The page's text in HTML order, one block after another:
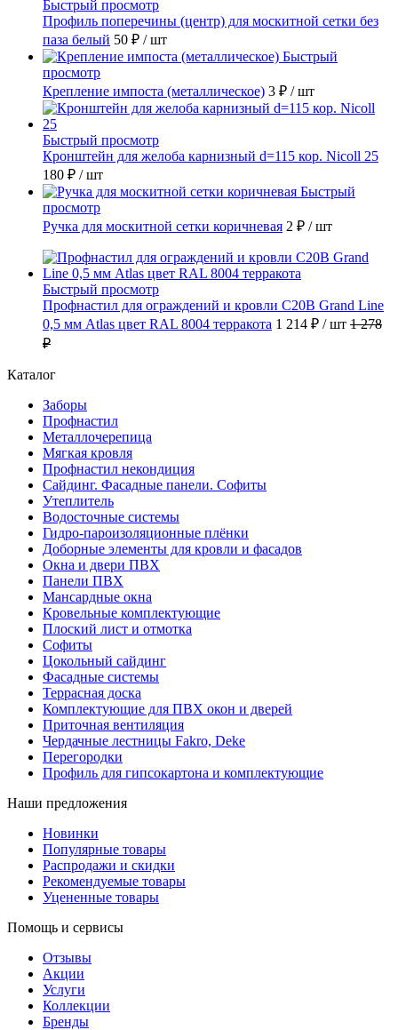
Быстрый просмотр
Профиль поперечины (центр) для москитной сетки без
паза белый 50 ₽ / шт
Быстрый
просмотр
Крепление импоста (металлическое) 3 ₽ / шт
Быстрый просмотр
Кронштейн для желоба карнизный d=115 кор. Nicoll 25
180 ₽ / шт
Быстрый
просмотр
Ручка для москитной сетки коричневая 2 ₽ / шт
Быстрый просмотр
Профнастил для ограждений и кровли С20В Grand Line
0,5 мм Atlas цвет RAL 8004 терракота 1 214 ₽ / шт 1 278
₽
Каталог
Заборы
Профнастил
Металлочерепица
Мягкая кровля
Профнастил некондиция
Сайдинг. Фасадные панели. Софиты
Утеплитель
Водосточные системы
Гидро-пароизоляционные плёнки
Доборные элементы для кровли и фасадов
Окна и двери ПВХ
Панели ПВХ
Мансардные окна
Кровельные комплектующие
Плоский лист и отмотка
Софиты
Цокольный сайдинг
Фасадные системы
Террасная доска
Комплектующие для ПВХ окон и дверей
Приточная вентиляция
Чердачные лестницы Fakro, Deke
Перегородки
Профиль для гипсокартона и комплектующие
Наши предложения
Новинки
Популярные товары
Распродажи и скидки
Рекомендуемые товары
Уцененные товары
Помощь и сервисы
Отзывы
Акции
Услуги
Коллекции
Бренды